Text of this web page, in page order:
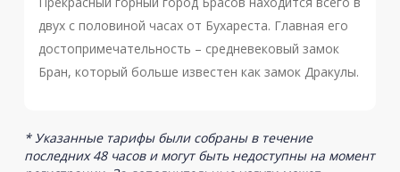
двух с половиной часах от Бухареста. Главная его
достопримечательность – средневековый замок
Бран, который больше известен как замок Дракулы.
* Указанные тарифы были собраны в течение
последних 48 часов и могут быть недоступны на момент